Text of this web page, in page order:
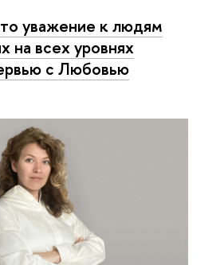
уважение к людям
на всех уровнях
с Любовью